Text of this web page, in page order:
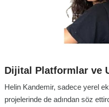
Dijital Platformlar ve
Helin Kandemir, sadece yerel
projelerinde de adından söz